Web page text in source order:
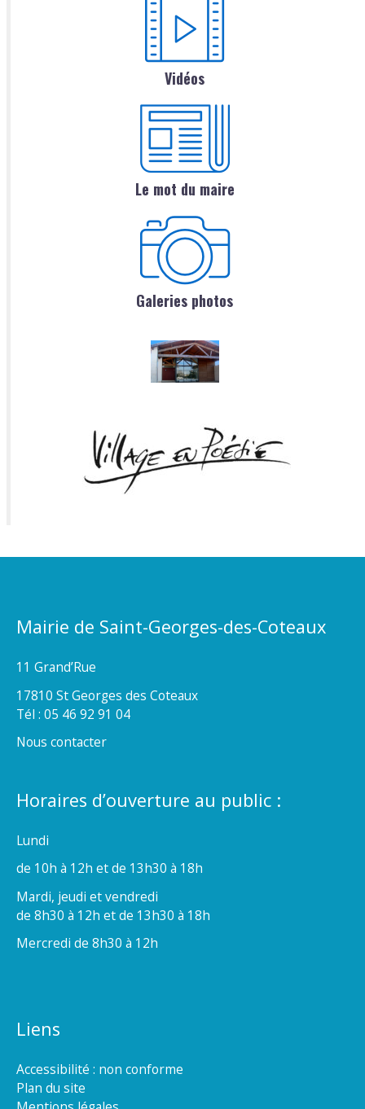
Vidéos
Le mot du maire
Galeries photos
Mairie de Saint-Georges-des-Coteaux
11 Grand’Rue
17810 St Georges des Coteaux
Tél : 05 46 92 91 04
Nous contacter
Horaires d’ouverture au public :
Lundi
de 10h à 12h et de 13h30 à 18h
Mardi, jeudi et vendredi
de 8h30 à 12h et de 13h30 à 18h
Mercredi de 8h30 à 12h
Liens
Accessibilité : non conforme
Plan du site